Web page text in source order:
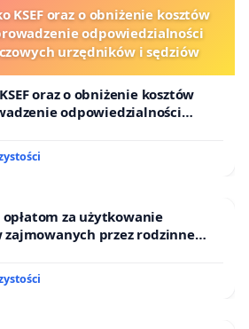
KSEF oraz o obniżenie kosztów
odpowiedzialności
urzędników i sędziów
oraz o obniżenie kosztów
odpowiedzialności
urzędników i sędziów
za użytkowanie
przez rodzinne